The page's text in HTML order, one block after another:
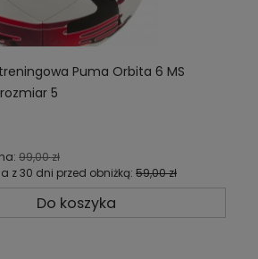
Puma Orbita 6 MS
5
99,00 zł
z 30 dni przed obniżką: 59,00 zł
Do koszyka